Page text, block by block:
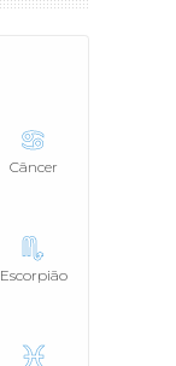
Câncer
Escorpião